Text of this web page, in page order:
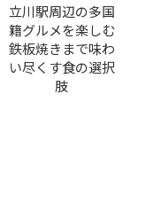
立川駅周辺の多国
籍グルメを楽しむ
鉄板焼きまで味わ
い尽くす食の選択
肢